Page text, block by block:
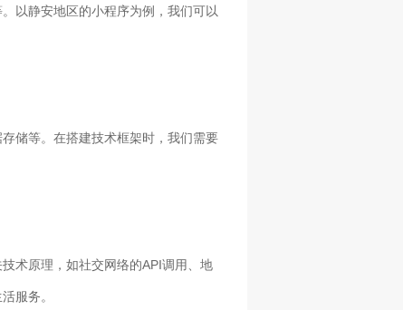
以静安地区的小程序为例，我们可以
储等。在搭建技术框架时，我们需要
术原理，如社交网络的API调用、地
服务。